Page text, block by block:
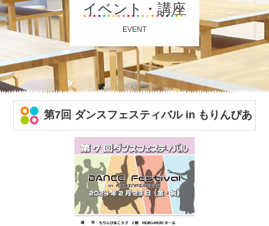
イベント・講座
EVENT
第7回 ダンスフェスティバル in もりんぴあ